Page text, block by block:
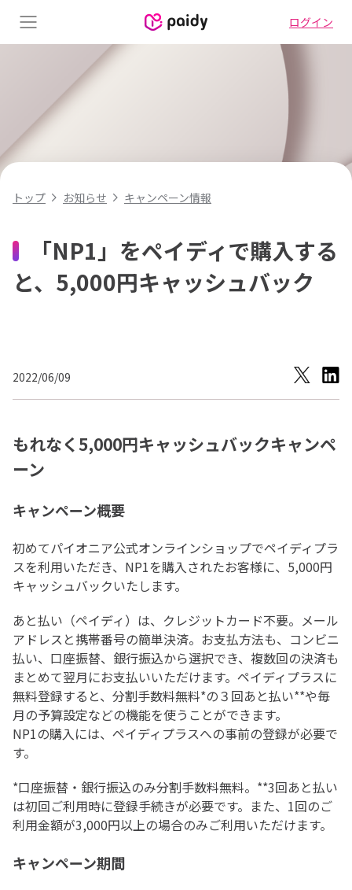
Menu ログイン
トップ お知らせ キャンペーン情報
「NP1」をペイディで購入する
と、5,000円キャッシュバック
2022/06/09
もれなく5,000円キャッシュバックキャンペ
ーン
キャンペーン概要
初めてパイオニア公式オンラインショップでペイディプラ
スを利用いただき、NP1を購入されたお客様に、5,000円
キャッシュバックいたします。
あと払い（ペイディ）は、クレジットカード不要。メール
アドレスと携帯番号の簡単決済。お支払方法も、コンビニ
払い、口座振替、銀行振込から選択でき、複数回の決済も
まとめて翌月にお支払いいただけます。ペイディプラスに
無料登録すると、分割手数料無料*の３回あと払い**や毎
月の予算設定などの機能を使うことができます。
NP1の購入には、ペイディプラスへの事前の登録が必要で
す。
*口座振替・銀行振込のみ分割手数料無料。**3回あと払い
は初回ご利用時に登録手続きが必要です。また、1回のご
利用金額が3,000円以上の場合のみご利用いただけます。
キャンペーン期間